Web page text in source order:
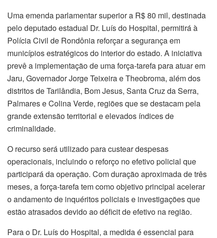
Uma emenda parlamentar superior a R$ 80 mil, destinada
pelo deputado estadual Dr. Luís do Hospital, permitirá à
Polícia Civil de Rondônia reforçar a segurança em
municípios estratégicos do interior do estado. A iniciativa
prevê a implementação de uma força-tarefa para atuar em
Jaru, Governador Jorge Teixeira e Theobroma, além dos
distritos de Tarilândia, Bom Jesus, Santa Cruz da Serra,
Palmares e Colina Verde, regiões que se destacam pela
grande extensão territorial e elevados índices de
criminalidade.
O recurso será utilizado para custear despesas
operacionais, incluindo o reforço no efetivo policial que
participará da operação. Com duração aproximada de três
meses, a força-tarefa tem como objetivo principal acelerar
o andamento de inquéritos policiais e investigações que
estão atrasados devido ao déficit de efetivo na região.
Para o Dr. Luís do Hospital, a medida é essencial para